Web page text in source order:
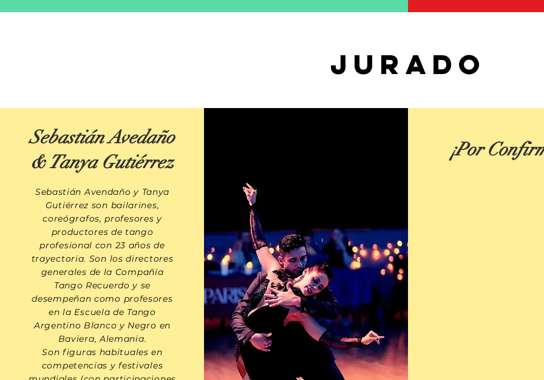
Jurado
Sebastián Avedaño
& Tanya Gutiérrez
​Sebastián Avendaño y Tanya
Gutiérrez son bailarines,
coreógrafos, profesores y
productores de tango
profesional con 23 años de
trayectoria. Son los directores
generales de la Compañía
Tango Recuerdo y se
desempeñan como profesores
en la Escuela de Tango
Argentino Blanco y Negro en
Baviera, Alemania.
Son figuras habituales en
competencias y festivales
¡Por